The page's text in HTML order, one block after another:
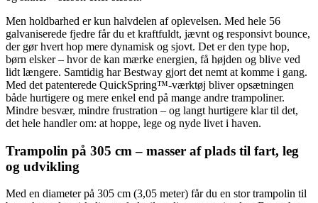
Men holdbarhed er kun halvdelen af oplevelsen. Med hele 56
galvaniserede fjedre får du et kraftfuldt, jævnt og responsivt bounce,
der gør hvert hop mere dynamisk og sjovt. Det er den type hop,
børn elsker – hvor de kan mærke energien, få højden og blive ved
lidt længere. Samtidig har Bestway gjort det nemt at komme i gang.
Med det patenterede QuickSpring™-værktøj bliver opsætningen
både hurtigere og mere enkel end på mange andre trampoliner.
Mindre besvær, mindre frustration – og langt hurtigere klar til det,
det hele handler om: at hoppe, lege og nyde livet i haven.
Trampolin på 305 cm – masser af plads til fart, leg
og udvikling
Med en diameter på 305 cm (3,05 meter) får du en stor trampolin til